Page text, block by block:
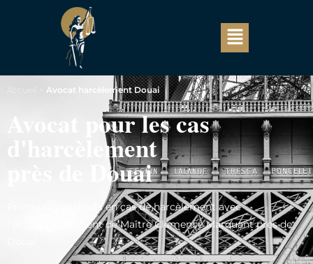
Avocat harcèlement Douai
Avocat pour les cas
d'harcèlement
près de Douai
Protégez vos droits en cas de harcèlement avec
l’accompagnement de Maître Clémence Marquant près de